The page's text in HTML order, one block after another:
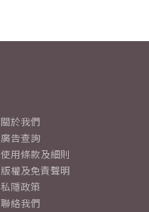
關於我們
廣告查詢
使用條款及細則
版權及免責聲明
私隱政策
聯絡我們